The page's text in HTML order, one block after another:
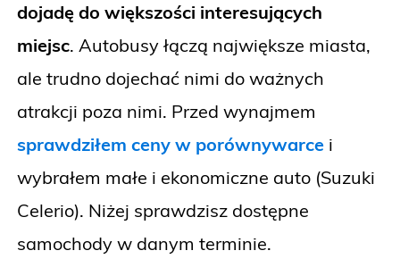
dojadę do większości interesujących
miejsc. Autobusy łączą największe miasta,
ale trudno dojechać nimi do ważnych
atrakcji poza nimi. Przed wynajmem
sprawdziłem ceny w porównywarce i
wybrałem małe i ekonomiczne auto (Suzuki
Celerio). Niżej sprawdzisz dostępne
samochody w danym terminie.